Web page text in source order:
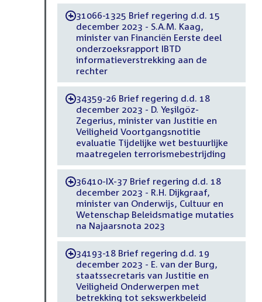
-31066-1325 Brief regering d.d. 15
december 2023 - S.A.M. Kaag,
minister van Financiën Eerste deel
onderzoeksrapport IBTD
informatieverstrekking aan de
rechter
-34359-26 Brief regering d.d. 18
december 2023 - D. Yeşilgöz-
Zegerius, minister van Justitie en
Veiligheid Voortgangsnotitie
evaluatie Tijdelijke wet bestuurlijke
maatregelen terrorismebestrijding
-36410-IX-37 Brief regering d.d. 18
december 2023 - R.H. Dijkgraaf,
minister van Onderwijs, Cultuur en
Wetenschap Beleidsmatige mutaties
na Najaarsnota 2023
-34193-18 Brief regering d.d. 19
december 2023 - E. van der Burg,
staatssecretaris van Justitie en
Veiligheid Onderwerpen met
betrekking tot sekswerkbeleid